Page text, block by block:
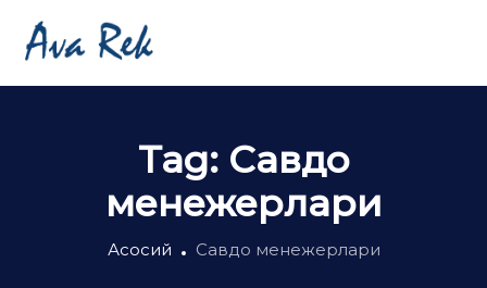
Tag: Савдо
менежерлари
Асосий Савдо менежерлари